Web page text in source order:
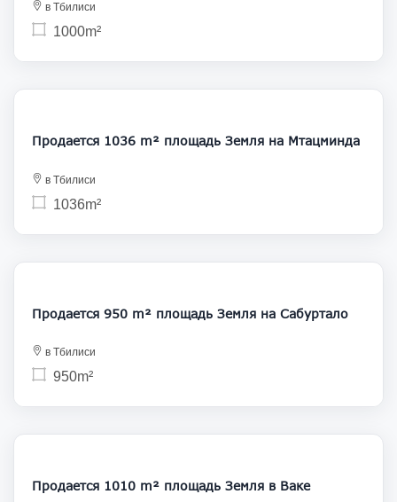
в Тбилиси
1000m²
156 000
Продается 1036 m² площадь Земля на Мтацминда
в Тбилиси
1036m²
161 500
Продается 950 m² площадь Земля на Сабуртало
в Тбилиси
950m²
181 800
Продается 1010 m² площадь Земля в Ваке